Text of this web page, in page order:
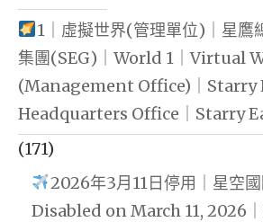
1｜虛擬世界(管理單位)｜星鷹
集團(SEG)｜World 1｜Virtual
(Management Office)｜Starry
Headquarters Office｜Starry
(171)
2026年3月11日停用｜星空國
Disabled on March 11, 2026